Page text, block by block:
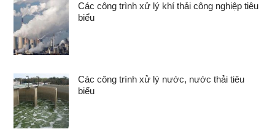
Các công trình xử lý khí thải công nghiệp tiêu
biểu
Các công trình xử lý nước, nước thải tiêu
biểu